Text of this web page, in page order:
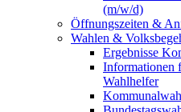
(m/w/d)
Öffnungszeiten &
Wahlen &
Ergebnisse
Informationen
Wahlhelfer